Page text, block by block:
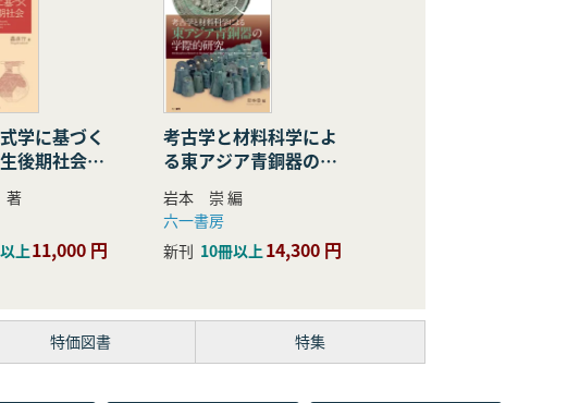
学に基づく
後期社会の
上11,000 円
考古学と材料科学によ
る東アジア青銅器の学
際的研究
岩本 崇 編
六一書房
新刊 10冊以上14,300 円
特価図書 特集